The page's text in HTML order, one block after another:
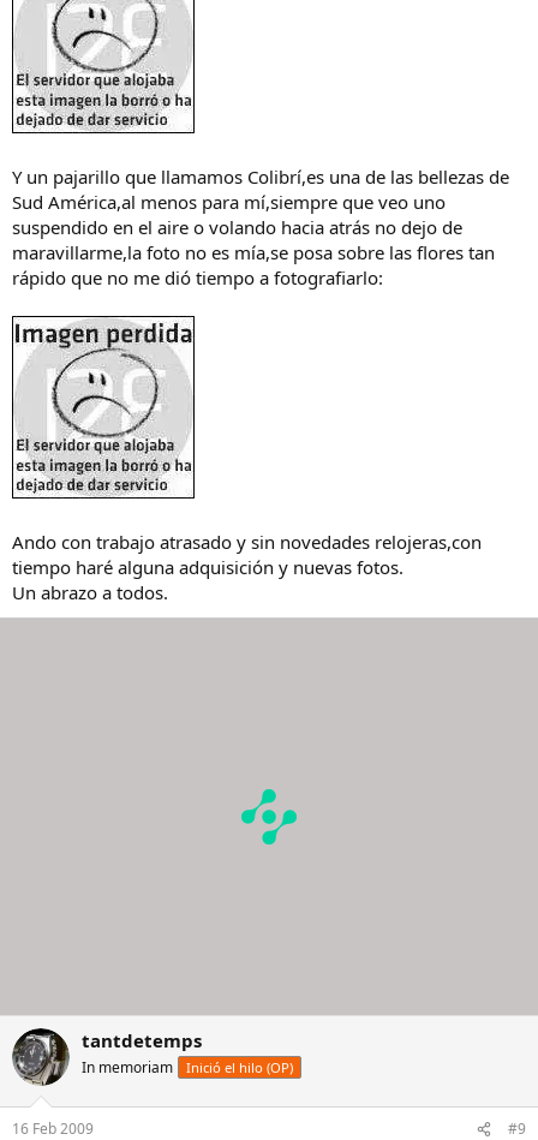
Y un pajarillo que llamamos Colibrí,es una de las bellezas de
Sud América,al menos para mí,siempre que veo uno
suspendido en el aire o volando hacia atrás no dejo de
maravillarme,la foto no es mía,se posa sobre las flores tan
rápido que no me dió tiempo a fotografiarlo:
Ando con trabajo atrasado y sin novedades relojeras,con
tiempo haré alguna adquisición y nuevas fotos.
Un abrazo a todos.
tantdetemps
In memoriam Inició el hilo (OP)
16 Feb 2009 #9